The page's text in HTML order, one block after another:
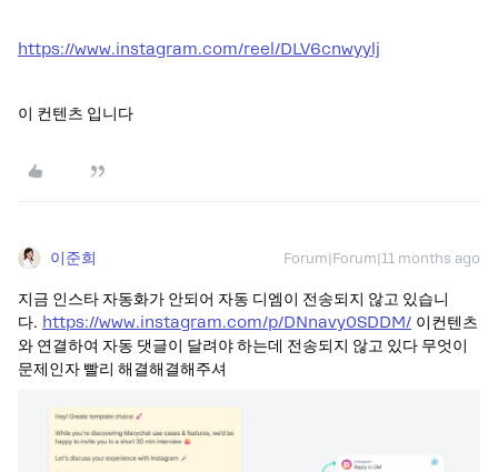
https://www.instagram.com/reel/DLV6cnwyylj
이 컨텐츠 입니다
이준희 Forum|Forum|11 months ago
지금 인스타 자동화가 안되어 자동 디엠이 전송되지 않고 있습니
다. https://www.instagram.com/p/DNnavy0SDDM/ 이컨텐츠
와 연결하여 자동 댓글이 달려야 하는데 전송되지 않고 있다 무엇이
문제인자 빨리 해결해결해주셔